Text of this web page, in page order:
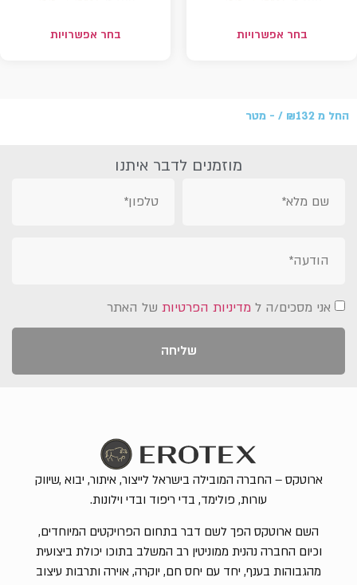
בחר אפשרויות בחר אפשרויות
החל מ ₪132 /‏‏‎ ‎- מטר
מוזמנים לדבר איתנו
אני מסכים/ה ל מדיניות הפרטיות של האתר
שליחה
ארוטקס – החברה המובילה בישראל לייצור, איתור, יבוא ,שיווק
עורות, פולימד, בדי ריפוד ובדי וילונות.
השם ארוטקס הפך לשם דבר בתחום הפרויקטים המיוחדים,
וכיום החברה נהנית ממוניטין רב המשלב בתוכו יכולת ביצועית
מהגבוהות בענף, יחד עם יחס חם, יוקרה, אוירה ותרבות עיצוב